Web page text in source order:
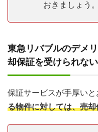
おきましょう。
東急リバブルのデメ
却保証を受けられない
保証サービスが手厚いと
る物件に対しては、売